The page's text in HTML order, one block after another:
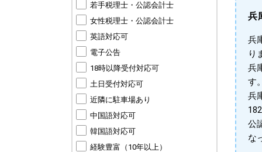
若手税理士・公認会計士
女性税理士・公認会計士
英語対応可
電子公告
18時以降受付対応可
土日受付対応可
近隣に駐車場あり
中国語対応可
韓国語対応可
経験豊富（10年以上）
兵
兵
り
兵
す
兵
公
な